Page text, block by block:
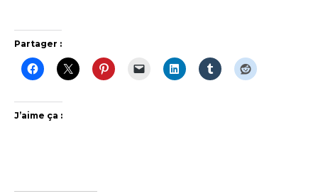
Partager :
J’aime ça :